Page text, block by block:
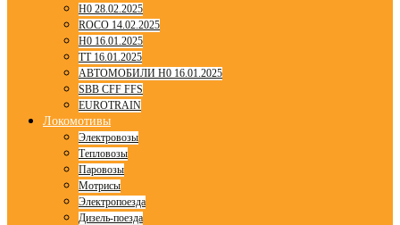
H0 28.02.2025
ROCO 14.02.2025
H0 16.01.2025
TT 16.01.2025
АВТОМОБИЛИ H0 16.01.2025
SBB CFF FFS
EUROTRAIN
Локомотивы
Электровозы
Тепловозы
Паровозы
Мотрисы
Электропоезда
Дизель-поезда